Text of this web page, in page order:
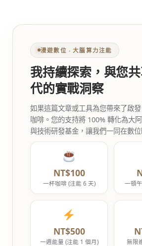
漫遊數位 ‧ 大腦算力注能
我持續探索，與您
代的實戰洞察
如果這篇文章或工具為您帶來了啟
咖啡。您的支持將 100% 轉化為大
與技術研發基金，讓我們一同在數位
NT$100
一杯咖啡 (注能 6 天) 一頓
NT$500
一週能量 (注能 1 個月) 無限